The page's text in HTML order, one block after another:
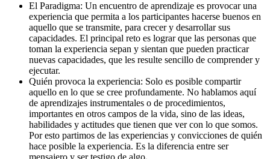
El Paradigma: Un encuentro de aprendizaje es provocar una
experiencia que permita a los participantes hacerse buenos en
aquello que se transmite, para crecer y desarrollar sus
capacidades. El principal reto es lograr que las personas que
toman la experiencia sepan y sientan que pueden practicar
nuevas capacidades, que les resulte sencillo de comprender y
ejecutar.
Quién provoca la experiencia: Solo es posible compartir
aquello en lo que se cree profundamente. No hablamos aquí
de aprendizajes instrumentales o de procedimientos,
importantes en otros campos de la vida, sino de las ideas,
habilidades y actitudes que tienen que ver con lo que somos.
Por esto partimos de las experiencias y convicciones de quién
hace posible la experiencia. Es la diferencia entre ser